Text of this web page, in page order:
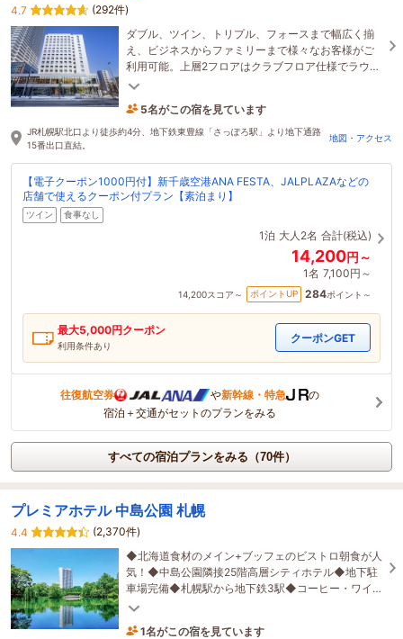
4.7
(292件)
ダブル、ツイン、トリプル、フォースまで幅広く揃
え、ビジネスからファミリーまで様々なお客様がご
利用可能。上層2フロアはクラブフロア仕様でラウン
ジもご用意。宿泊者専用大浴場（無料）、バーも完
5名がこの宿を見ています
1時間前に予約されました
JR札幌駅北口より徒歩約4分、地下鉄東豊線「さっぽろ駅」より地下通路
15番出口直結。
地図・アクセス
【電子クーポン1000円付】新千歳空港ANA FESTA、JALPLAZAなどの
店舗で使えるクーポン付プラン【素泊まり】
ツイン 食事なし
1泊 大人2名 合計(税込)
14,200円～
1名 7,100円～
14,200スコア～ ポイントUP 284ポイント～
最大5,000円クーポン
利用条件あり
クーポンGET
往復航空券 や新幹線・特急
の
宿泊＋交通がセットのプランをみる
すべての宿泊プランをみる（70件）
プレミアホテル 中島公園 札幌
4.4
(2,370件)
◆北海道食材のメイン+ブッフェのビストロ朝食が人
気！◆中島公園隣接25階高層シティホテル◆地下駐
車場完備◆札幌駅から地下鉄3駅◆コーヒー・ワイ
ン・紅茶など宿泊者様無料ドリンクラウンジサービ
1名がこの宿を見ています